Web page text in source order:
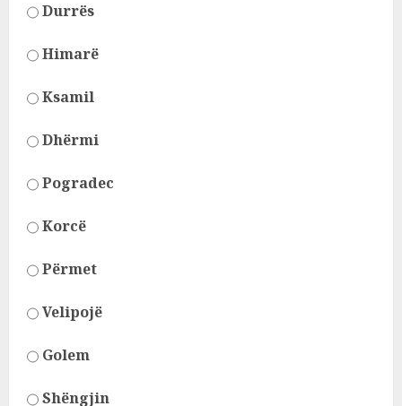
Durrës
Himarë
Ksamil
Dhërmi
Pogradec
Korcë
Përmet
Velipojë
Golem
Shëngjin